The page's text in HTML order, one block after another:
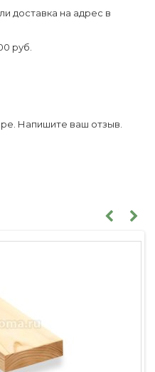
доставка на адрес в
руб.
Напишите ваш отзыв.